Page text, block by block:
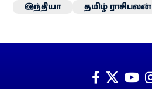
இந்தியா
தமிழ் ராசிபலன்